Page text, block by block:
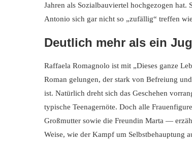
Jahren als Sozialbauviertel hochgezogen hat.
Antonio sich gar nicht so „zufällig“ treffen
Deutlich mehr als ein
Raffaela Romagnolo ist mit „Dieses ganze
Roman gelungen, der stark von Befreiung
ist. Natürlich dreht sich das Geschehen
typische Teenagernöte. Doch alle
Großmutter sowie die Freundin Marta —
Weise, wie der Kampf um Selbstbehauptung